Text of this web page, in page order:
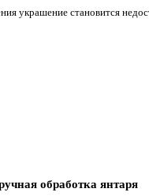
украшение становится
обработка янтаря